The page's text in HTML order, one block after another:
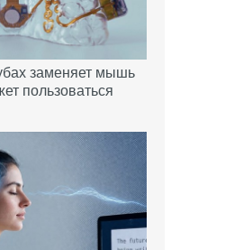
заменяет мышь
пользоваться